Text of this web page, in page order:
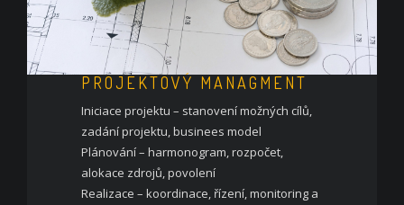
PROJEKTOVÝ MANAGMENT
Iniciace projektu – stanovení možných cílů,
zadání projektu, businees model
Plánování – harmonogram, rozpočet,
alokace zdrojů, povolení
Realizace – koordinace, řízení, monitoring a